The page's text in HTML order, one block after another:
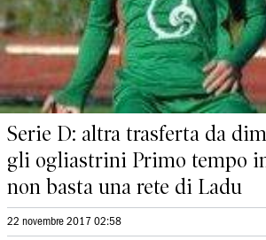
Serie D: altra trasferta da
gli ogliastrini Primo tempo
non basta una rete di Ladu
22 novembre 2017 02:58